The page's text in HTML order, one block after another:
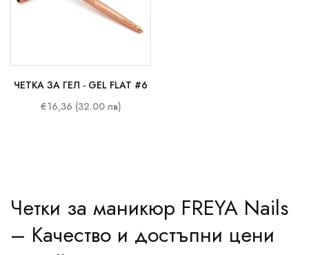
ЧЕТКА ЗА ГЕЛ - GEL FLAT #6
€16,36 (32.00 лв)
Четки за маникюр FREYA Nails
– Качество и достъпни цени